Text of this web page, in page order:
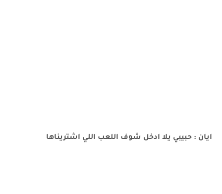
ايان : حبيبي يلا ادخل شوف اللعب اللي اشتريناها